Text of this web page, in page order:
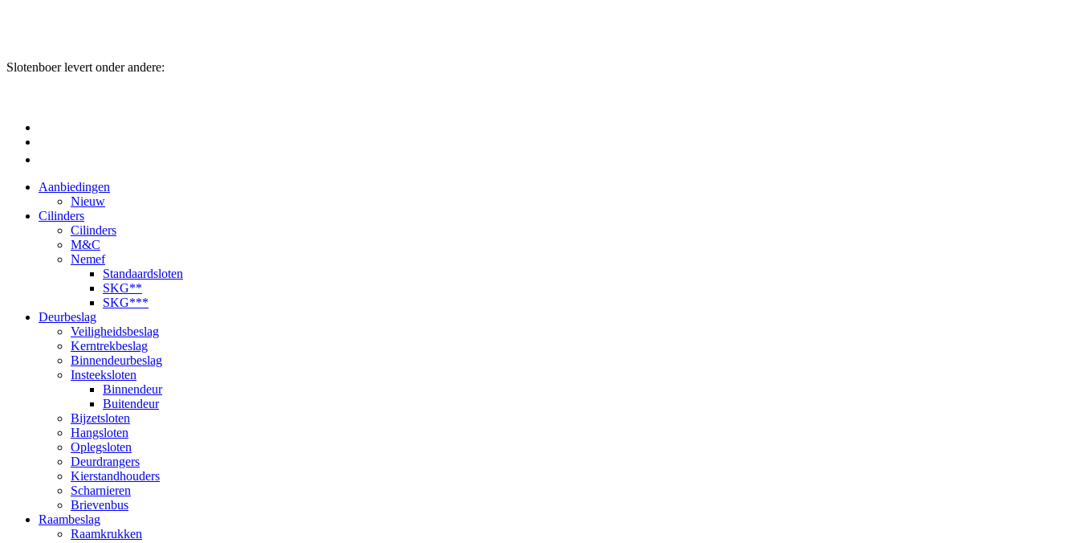
Slotenboer levert onder andere:
Aanbiedingen
Nieuw
Cilinders
Cilinders
M&C
Nemef
Standaardsloten
SKG**
SKG***
Deurbeslag
Veiligheidsbeslag
Kerntrekbeslag
Binnendeurbeslag
Insteeksloten
Binnendeur
Buitendeur
Bijzetsloten
Hangsloten
Oplegsloten
Deurdrangers
Kierstandhouders
Scharnieren
Brievenbus
Raambeslag
Raamkrukken